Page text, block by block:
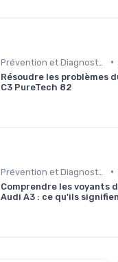
•
Résoudre les problèmes
C3 PureTech 82
•
Comprendre les voyants
Audi A3 : ce qu'ils